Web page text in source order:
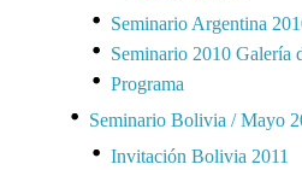
Seminario Argentina
Seminario 2010 Galería
Programa
Seminario Bolivia / Mayo
Invitación Bolivia 2011